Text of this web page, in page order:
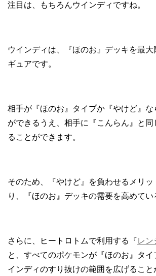
注目は、もちろんウインディですね。
ウインディは、『ほのお』デッキを最大
ギュアです。
相手が『ほのお』タイプか『やけど』な
ができるうえ、相手に『こんらん』と
ることができます。
そのため、『やけど』を負わせるメリ
り、『ほのお』デッキの需要を高めてい
さらに、ヒートロトムで利用する『レン
と、すべてのポケモンが『ほのお』タイ
インディのすり抜けの範囲を広げること